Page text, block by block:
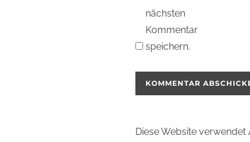
nächsten
Kommentar
speichern.
Diese Website